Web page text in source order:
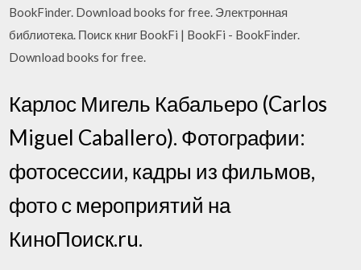
BookFinder. Download books for free. Электронная
библиотека. Поиск книг BookFi | BookFi - BookFinder.
Download books for free.
Карлос Мигель Кабальеро (Carlos
Miguel Caballero). Фотографии:
фотосессии, кадры из фильмов,
фото с мероприятий на
КиноПоиск.ru.